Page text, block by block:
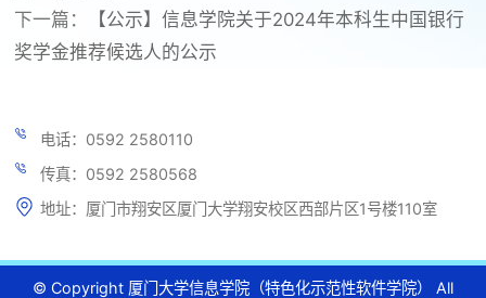
下一篇：
【公示】信息学院关于2024年本科生中国银行
奖学金推荐候选人的公示
电话：0592 2580110
传真：0592 2580568
地址：厦门市翔安区厦门大学翔安校区西部片区1号楼110室
© Copyright 厦门大学信息学院（特色化示范性软件学院） All